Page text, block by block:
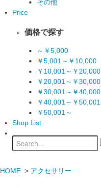
その他
Price
価格で探す
～￥5,000
￥5,001～￥10,000
￥10,001～￥20,000
￥20,001～￥30,000
￥30,001～￥40,000
￥40,001～￥50,001
￥50,001～
Shop List
HOME > アクセサリー